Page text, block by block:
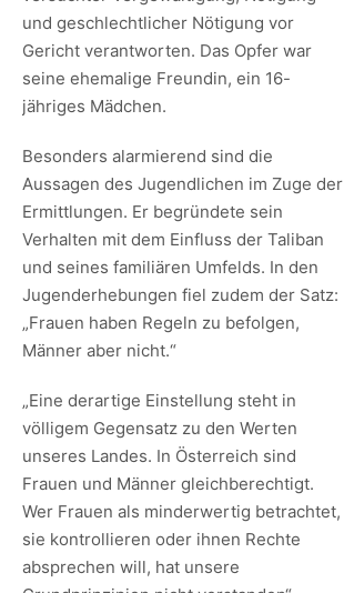
und geschlechtlicher Nötigung vor
Gericht verantworten. Das Opfer war
seine ehemalige Freundin, ein 16-
jähriges Mädchen.
Besonders alarmierend sind die
Aussagen des Jugendlichen im Zuge der
Ermittlungen. Er begründete sein
Verhalten mit dem Einfluss der Taliban
und seines familiären Umfelds. In den
Jugenderhebungen fiel zudem der Satz:
„Frauen haben Regeln zu befolgen,
Männer aber nicht.“
„Eine derartige Einstellung steht in
völligem Gegensatz zu den Werten
unseres Landes. In Österreich sind
Frauen und Männer gleichberechtigt.
Wer Frauen als minderwertig betrachtet,
sie kontrollieren oder ihnen Rechte
absprechen will, hat unsere